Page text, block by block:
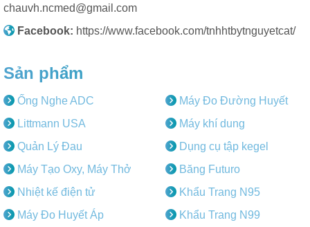
chauvh.ncmed@gmail.com
Facebook: https://www.facebook.com/tnhhtbytnguyetcat/
Sản phẩm
Ống Nghe ADC
Littmann USA
Quản Lý Đau
Máy Tạo Oxy, Máy Thở
Nhiệt kế điện tử
Máy Đo Huyết Áp
Máy Đo Đường Huyết
Máy khí dung
Dụng cụ tập kegel
Băng Futuro
Khẩu Trang N95
Khẩu Trang N99